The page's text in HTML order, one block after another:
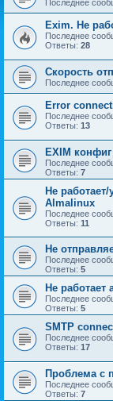
Последнее
Exim. Не
Последнее
Ответы: 28
Скорость
Последнее
Error
Последнее
Ответы: 13
EXIM конфиг
Последнее
Ответы: 7
Не
Almalinux
Последнее
Ответы: 11
Не
Последнее
Ответы: 5
Не работает
Последнее
Ответы: 5
SMTP
Последнее
Ответы: 17
Проблема с
Последнее
Ответы: 7